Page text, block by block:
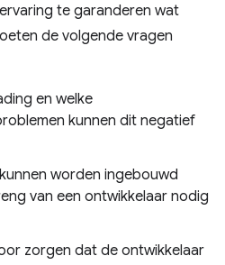
te garanderen wat
de volgende vragen
en welke
kunnen dit negatief
worden ingebouwd
van een ontwikkelaar nodig
zorgen dat de ontwikkelaar